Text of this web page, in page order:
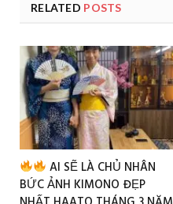
RELATED POSTS
AI SẼ LÀ CHỦ NHÂN
BỨC ẢNH KIMONO ĐẸP